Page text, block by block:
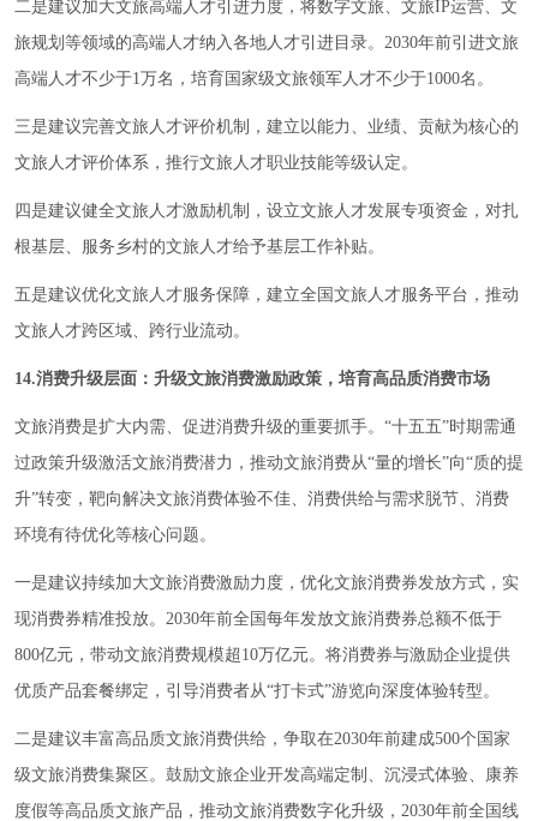
二是建议加大文旅高端人才引进力度，将数字文旅、文旅IP运营、文
旅规划等领域的高端人才纳入各地人才引进目录。2030年前引进文旅
高端人才不少于1万名，培育国家级文旅领军人才不少于1000名。
三是建议完善文旅人才评价机制，建立以能力、业绩、贡献为核心的
文旅人才评价体系，推行文旅人才职业技能等级认定。
四是建议健全文旅人才激励机制，设立文旅人才发展专项资金，对扎
根基层、服务乡村的文旅人才给予基层工作补贴。
五是建议优化文旅人才服务保障，建立全国文旅人才服务平台，推动
文旅人才跨区域、跨行业流动。
14.消费升级层面：升级文旅消费激励政策，培育高品质消费市场
文旅消费是扩大内需、促进消费升级的重要抓手。“十五五”时期需通
过政策升级激活文旅消费潜力，推动文旅消费从“量的增长”向“质的提
升”转变，靶向解决文旅消费体验不佳、消费供给与需求脱节、消费
环境有待优化等核心问题。
一是建议持续加大文旅消费激励力度，优化文旅消费券发放方式，实
现消费券精准投放。2030年前全国每年发放文旅消费券总额不低于
800亿元，带动文旅消费规模超10万亿元。将消费券与激励企业提供
优质产品套餐绑定，引导消费者从“打卡式”游览向深度体验转型。
二是建议丰富高品质文旅消费供给，争取在2030年前建成500个国家
级文旅消费集聚区。鼓励文旅企业开发高端定制、沉浸式体验、康养
度假等高品质文旅产品，推动文旅消费数字化升级，2030年前全国线